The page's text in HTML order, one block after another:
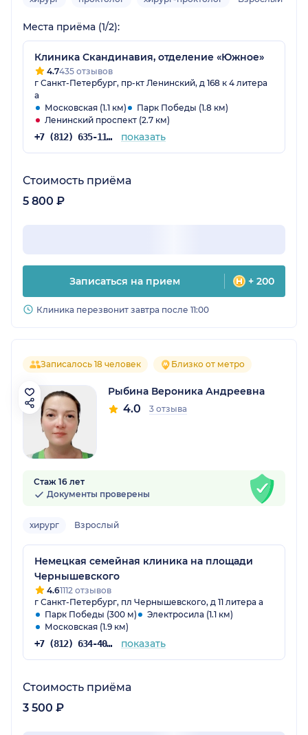
Места приёма (1/2):
Клиника Скандинавия, отделение «Южное»
4.7435 отзывов
г Санкт-Петербург, пр-кт Ленинский, д 168 к 4 литера
а
Московская (1.1 км)
Парк Победы (1.8 км)
Ленинский проспект (2.7 км)
+7 (812) 635-11-79 показать
Стоимость приёма
5 800 ₽
Записаться на прием + 200
Клиника перезвонит завтра после 11:00
Записалось 18 человек Близко от метро
Рыбина Вероника Андреевна
4.0 3 отзыва
Стаж 16 лет
Документы проверены
хирург Взрослый
Немецкая семейная клиника на площади
Чернышевского
4.61112 отзывов
г Санкт-Петербург, пл Чернышевского, д 11 литера а
Парк Победы (300 м)
Электросила (1.1 км)
Московская (1.9 км)
+7 (812) 634-40-54 показать
Стоимость приёма
3 500 ₽